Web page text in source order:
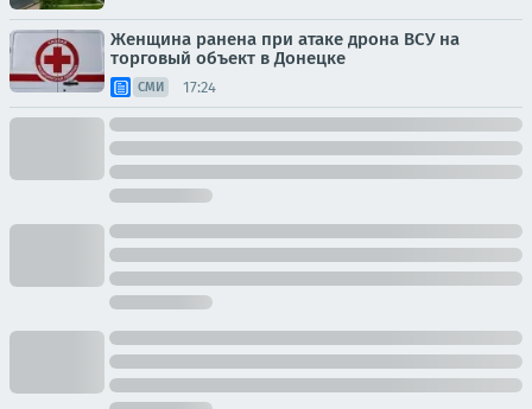
Женщина ранена при атаке дрона ВСУ на
торговый объект в Донецке
СМИ 17:24